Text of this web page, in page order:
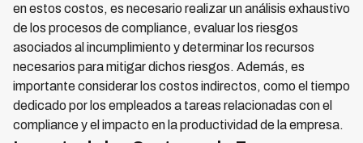
en estos costos, es necesario realizar un análisis exhaustivo
de los procesos de compliance, evaluar los riesgos
asociados al incumplimiento y determinar los recursos
necesarios para mitigar dichos riesgos. Además, es
importante considerar los costos indirectos, como el tiempo
dedicado por los empleados a tareas relacionadas con el
compliance y el impacto en la productividad de la empresa.